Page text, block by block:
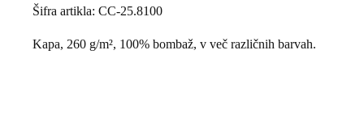
Šifra artikla: CC-25.8100
Kapa, 260 g/m², 100% bombaž, v več različnih barvah.